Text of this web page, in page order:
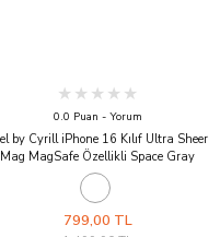
0.0 Puan - Yorum
by Cyrill iPhone 16 Kılıf Ultra Sheer
Mag MagSafe Özellikli Space Gray
799,00 TL